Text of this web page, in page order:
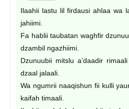
Ilaahii lastu lil firdausi ahlaa wa
jahiimi.
Fa hablii taubatan waghfir
dzambil ngazhiimi.
Dzunuubii mitslu a’daadir
dzaal jalaali.
Wa ngumrii naaqishun fii kulli
kaifah timaali.